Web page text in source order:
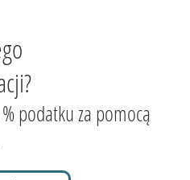
% podatku za pomocą